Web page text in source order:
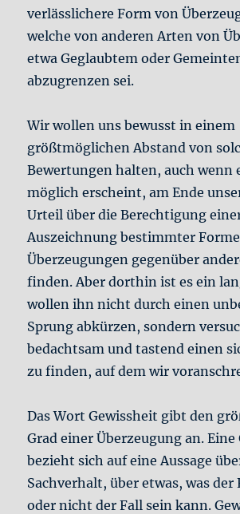
verlässlichere Form von
welche von anderen Arten von
etwa Geglaubtem oder
abzugrenzen sei.
Wir wollen uns bewusst in einem
größtmöglichen Abstand von
Bewertungen halten, auch wenn
möglich erscheint, am Ende
Urteil über die Berechtigung
Auszeichnung bestimmter
Überzeugungen gegenüber
finden. Aber dorthin ist es ein
wollen ihn nicht durch einen
Sprung abkürzen, sondern
bedachtsam und tastend einen
zu finden, auf dem wir
Das Wort Gewissheit gibt den
Grad einer Überzeugung an. Eine
bezieht sich auf eine Aussage
Sachverhalt, über etwas, was der
oder nicht der Fall sein kann.